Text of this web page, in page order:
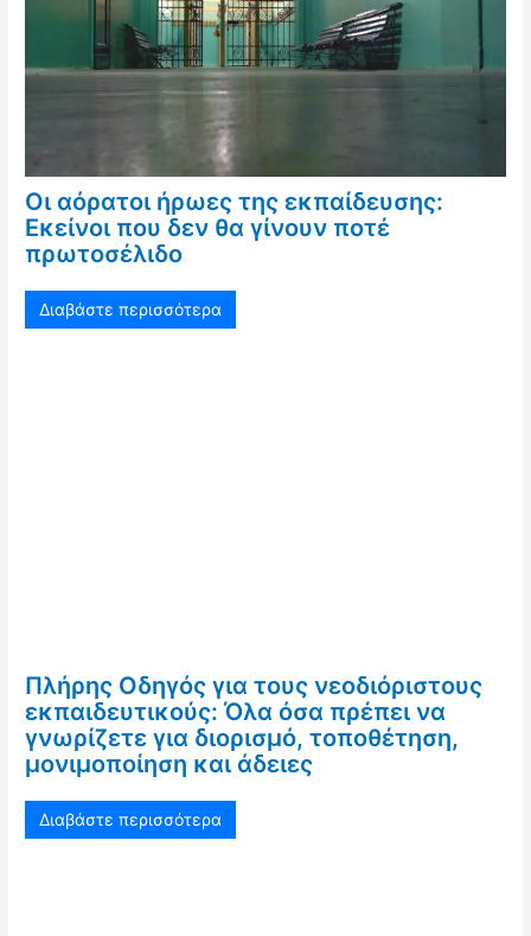
Οι αόρατοι ήρωες της εκπαίδευσης:
Εκείνοι που δεν θα γίνουν ποτέ
πρωτοσέλιδο
Διαβάστε περισσότερα
Πλήρης Οδηγός για τους νεοδιόριστους
εκπαιδευτικούς: Όλα όσα πρέπει να
γνωρίζετε για διορισμό, τοποθέτηση,
μονιμοποίηση και άδειες
Διαβάστε περισσότερα